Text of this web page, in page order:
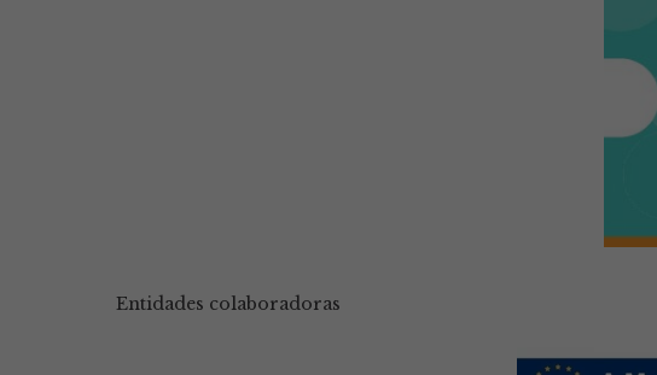
Entidades colaboradoras